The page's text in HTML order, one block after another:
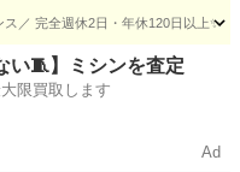
ンス／ 完全週休2日・年休120日
技術
い🧵】ミシンを査定
限買取します
Ad